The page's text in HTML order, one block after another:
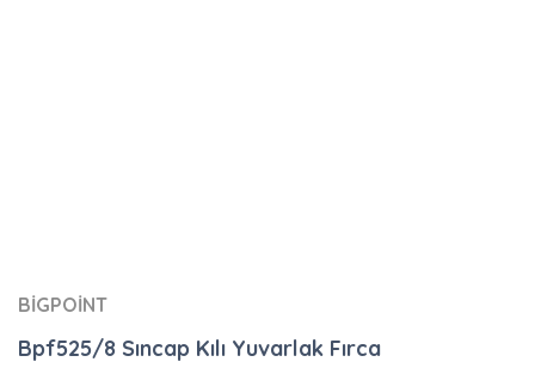
BİGPOİNT
Bpf525/8 Sıncap Kılı Yuvarlak Fırca